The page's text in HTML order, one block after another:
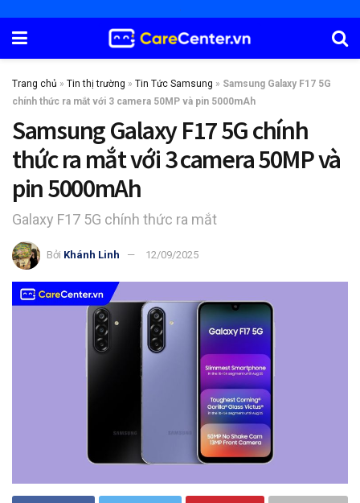
Trang chủ » Tin thị trường » Tin Tức Samsung » Samsung Galaxy F17 5G
chính thức ra mắt với 3 camera 50MP và pin 5000mAh
Samsung Galaxy F17 5G chính
thức ra mắt với 3 camera 50MP và
pin 5000mAh
Galaxy F17 5G chính thức ra mắt
Bởi Khánh Linh 12/09/2025